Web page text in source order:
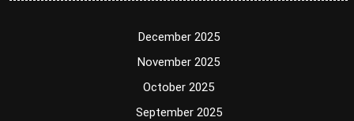
December 2025
November 2025
October 2025
September 2025